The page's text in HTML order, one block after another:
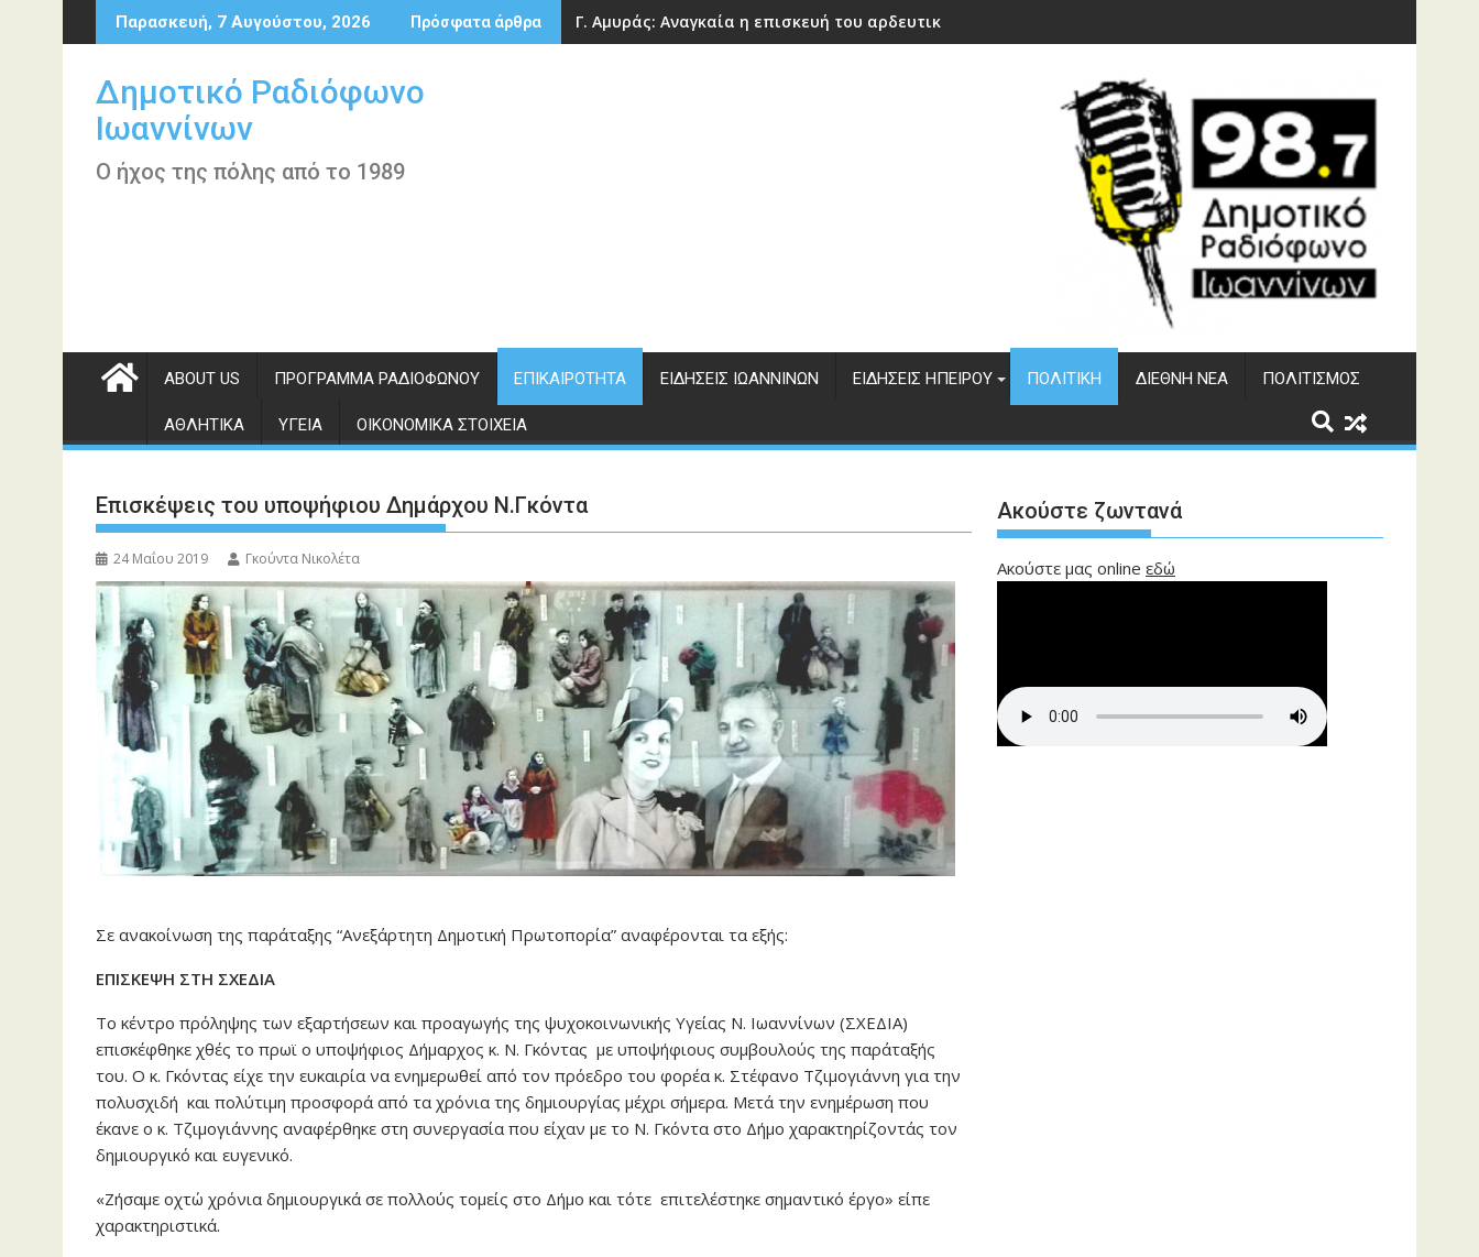
Περάστε
στο
Παρασκευή, 7 Αυγούστου, 2026 Πρόσφατα άρθρα Γ. Αμυράς: Αναγκαία η επισκευή του αρδευτικού φράγματος Αώου
Δημοτικό Ραδιόφωνο
Ιωαννίνων
Ο ήχος της πόλης από το 1989
ABOUT US ΠΡΌΓΡΑΜΜΑ ΡΑΔΙΟΦΏΝΟΥ ΕΠΙΚΑΙΡΌΤΗΤΑ ΕΙΔΉΣΕΙΣ ΙΩΑΝΝΊΝΩΝ ΕΙΔΉΣΕΙΣ ΗΠΕΊΡΟΥ ΠΟΛΙΤΙΚΉ ΔΙΕΘΝΉ ΝΈΑ ΠΟΛΙΤΙΣΜΌΣ
ΑΘΛΗΤΙΚΆ ΥΓΕΊΑ ΟΙΚΟΝΟΜΙΚΆ ΣΤΟΙΧΕΊΑ
Επισκέψεις του υποψήφιου Δημάρχου Ν.Γκόντα
24 Μαΐου 2019 Γκούντα Νικολέτα
Σε ανακοίνωση της παράταξης “Ανεξάρτητη Δημοτική Πρωτοπορία” αναφέρονται τα εξής:
ΕΠΙΣΚΕΨΗ ΣΤΗ ΣΧΕΔΙΑ
Το κέντρο πρόληψης των εξαρτήσεων και προαγωγής της ψυχοκοινωνικής Υγείας Ν. Ιωαννίνων (ΣΧΕΔΙΑ)
επισκέφθηκε χθές το πρωϊ ο υποψήφιος Δήμαρχος κ. Ν. Γκόντας με υποψήφιους συμβουλούς της παράταξής
του. Ο κ. Γκόντας είχε την ευκαιρία να ενημερωθεί από τον πρόεδρο του φορέα κ. Στέφανο Τζιμογιάννη για την
πολυσχιδή και πολύτιμη προσφορά από τα χρόνια της δημιουργίας μέχρι σήμερα. Μετά την ενημέρωση που
έκανε ο κ. Τζιμογιάννης αναφέρθηκε στη συνεργασία που είχαν με το Ν. Γκόντα στο Δήμο χαρακτηρίζοντάς τον
δημιουργικό και ευγενικό.
«Ζήσαμε οχτώ χρόνια δημιουργικά σε πολλούς τομείς στο Δήμο και τότε επιτελέστηκε σημαντικό έργο» είπε
χαρακτηριστικά.
Ακούστε ζωντανά
Ακούστε μας online εδώ